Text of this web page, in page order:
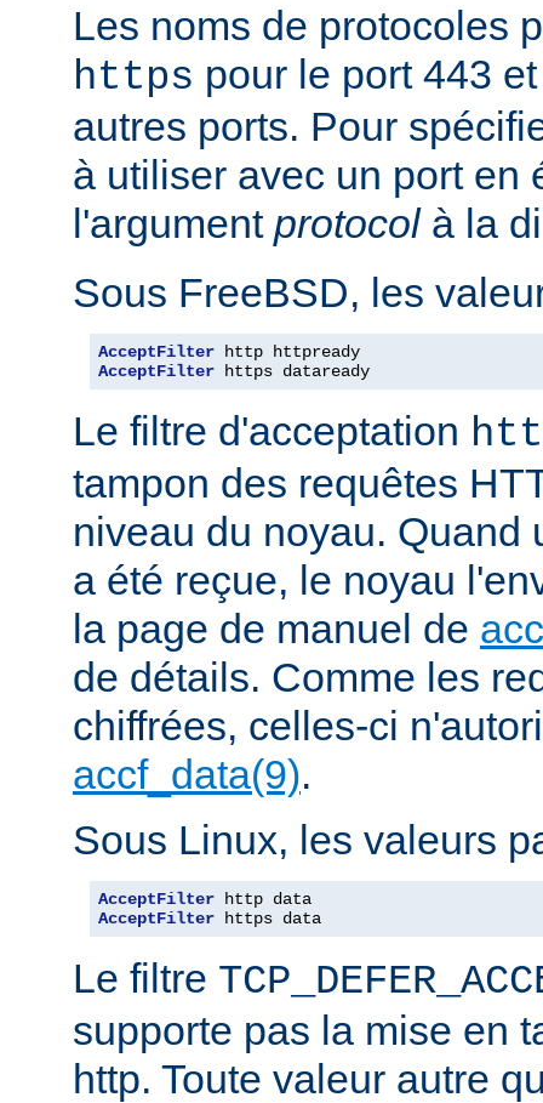
Les noms de protocoles
https pour le port 443
autres ports. Pour
à utiliser avec un port en
l'argument protocolà la
Sous FreeBSD, les
AcceptFilter
AcceptFilter https dataready
Le filtre d'acceptation
tampon des requêtes
niveau du noyau. Quand
a été reçue, le noyau
la page de manuel de
de détails. Comme les
chiffrées, celles-ci
accf_data(9).
Sous Linux, les valeurs
AcceptFilter
AcceptFilter https data
Le filtre
supporte pas la mise en
http. Toute valeur autre